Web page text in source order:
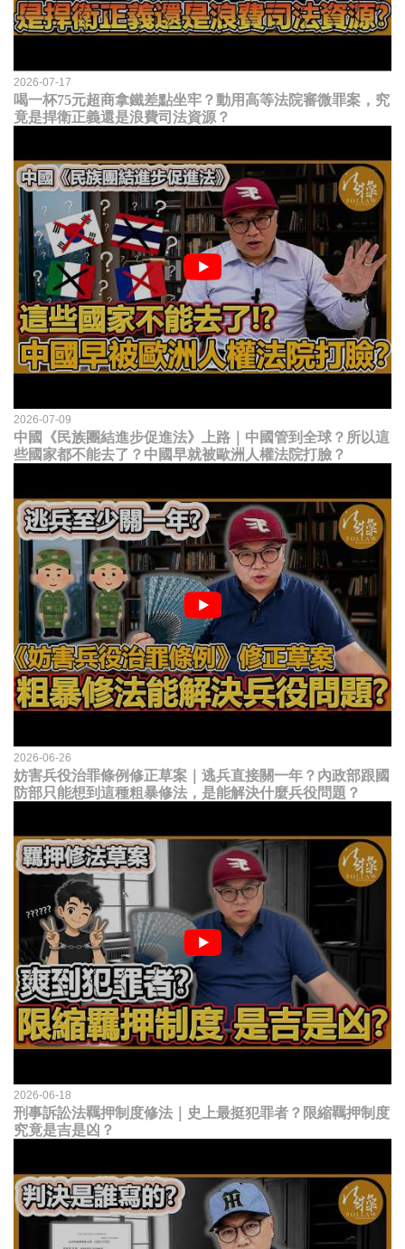
2026-07-17
喝一杯75元超商拿鐵差點坐牢？動用高等法院審微罪案，究
竟是捍衛正義還是浪費司法資源？
2026-07-09
中國《民族團結進步促進法》上路｜中國管到全球？所以這
些國家都不能去了？中國早就被歐洲人權法院打臉？
2026-06-26
妨害兵役治罪條例修正草案｜逃兵直接關一年？內政部跟國
防部只能想到這種粗暴修法，是能解決什麼兵役問題？
2026-06-18
刑事訴訟法羈押制度修法｜史上最挺犯罪者？限縮羈押制度
究竟是吉是凶？